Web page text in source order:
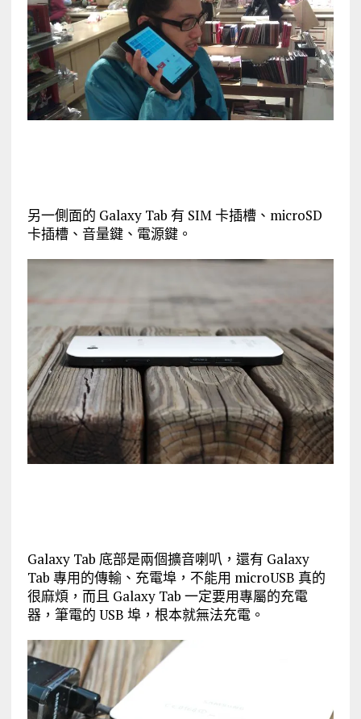
另一側面的 Galaxy Tab 有 SIM 卡插槽、microSD
卡插槽、音量鍵、電源鍵。
Galaxy Tab 底部是兩個擴音喇叭，還有 Galaxy
Tab 專用的傳輸、充電埠，不能用 microUSB 真的
很麻煩，而且 Galaxy Tab 一定要用專屬的充電
器，筆電的 USB 埠，根本就無法充電。